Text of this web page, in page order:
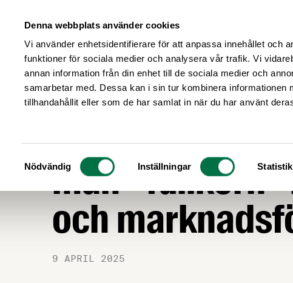
Denna webbplats använder cookies
Vi använder enhetsidentifierare för att anpassa innehållet och
funktioner för sociala medier och analysera vår trafik. Vi
annan information från din enhet till de sociala medier och
samarbetar med. Dessa kan i sin tur kombinera informationen
tillhandahållit eller som de har samlat in när du har använt
Samtyckesval
Nödvändig Inställningar Statistik
– till startsidan
Webbinarium:
man
och
9 APRIL 2025